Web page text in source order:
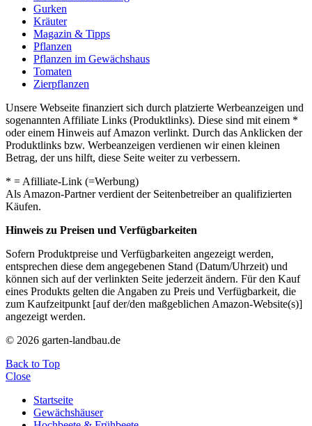
Gurken
Kräuter
Magazin & Tipps
Pflanzen
Pflanzen im Gewächshaus
Tomaten
Zierpflanzen
Unsere Webseite finanziert sich durch platzierte Werbeanzeigen und
sogenannten Affiliate Links (Produktlinks). Diese sind mit einem *
oder einem Hinweis auf Amazon verlinkt. Durch das Anklicken der
Produktlinks bzw. Werbeanzeigen verdienen wir einen kleinen
Betrag, der uns hilft, diese Seite weiter zu verbessern.
* = Afilliate-Link (=Werbung)
Als Amazon-Partner verdient der Seitenbetreiber an qualifizierten
Käufen.
Hinweis zu Preisen und Verfügbarkeiten
Sofern Produktpreise und Verfügbarkeiten angezeigt werden,
entsprechen diese dem angegebenen Stand (Datum/Uhrzeit) und
können sich auf der verlinkten Seite jederzeit ändern. Für den Kauf
eines Produkts gelten die Angaben zu Preis und Verfügbarkeit, die
zum Kaufzeitpunkt [auf der/den maßgeblichen Amazon-Website(s)]
angezeigt werden.
© 2026 garten-landbau.de
Back to Top
Close
Startseite
Gewächshäuser